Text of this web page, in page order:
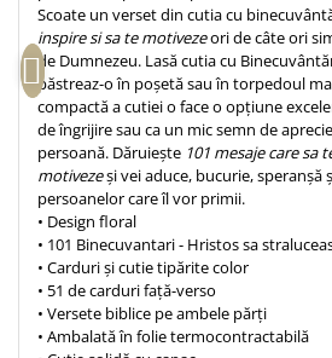
Teologie
A doua venire
Apologetica
Dogmatica
Istoria Bisericii
Misiune
Viata crestina
Contemporaneitate
Devotional
Diverse
Scoate un verset din cutia cu
inspire si sa te motivezeori de câte ori
de Dumnezeu. Lasă cutia cu
păstreaz-o în poșetă sau în torpedoul
compactă a cutiei o face o opțiune
de îngrijire sau ca un mic semn de
persoană. Dăruiește 101 mesaje care sa
motivezeși vei aduce, bucurie,
persoanelor care îl vor primii.
• Design floral
• 101 Binecuvantari - Hristos sa
• Carduri și cutie tipărite color
• 51 de carduri față-verso
• Versete biblice pe ambele părți
• Ambalată în folie termocontractabilă